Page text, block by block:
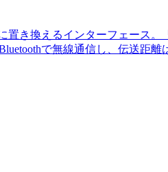
置き換えるインターフェース
で無線通信し、伝送距